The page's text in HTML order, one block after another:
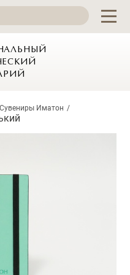
Сувениры Иматон